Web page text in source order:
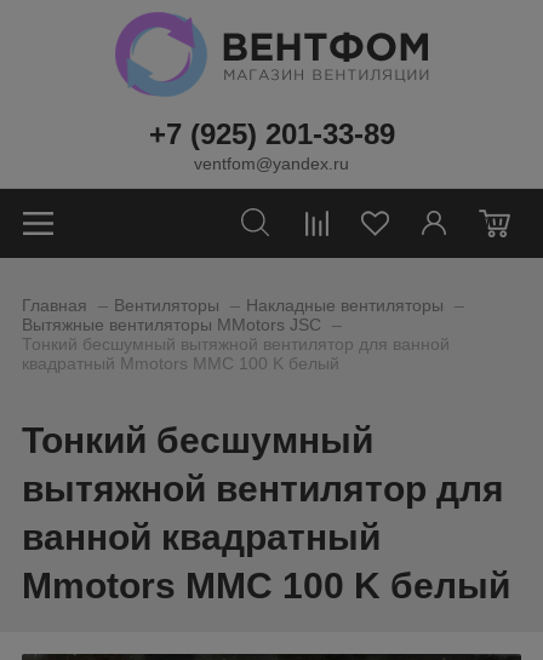
+7 (925) 201-33-89
ventfom@yandex.ru
0
Главная Вентиляторы Накладные вентиляторы
Вытяжные вентиляторы MMotors JSC _
Тонкий бесшумный вытяжной вентилятор для ванной
квадратный Mmotors ММC 100 K белый
Тонкий бесшумный
вытяжной вентилятор для
ванной квадратный
Mmotors ММC 100 K белый